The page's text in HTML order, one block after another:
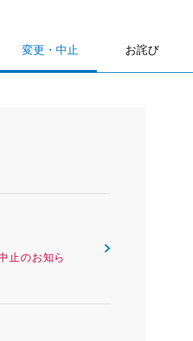
変更・中止 お詫び
止のお知ら